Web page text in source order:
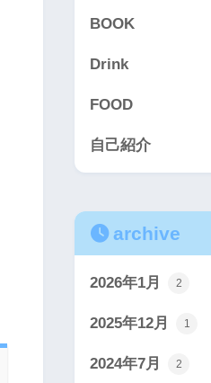
BOOK
Drink
FOOD
自己紹介
archive
2026年1月 2
2025年12月 1
2024年7月 2